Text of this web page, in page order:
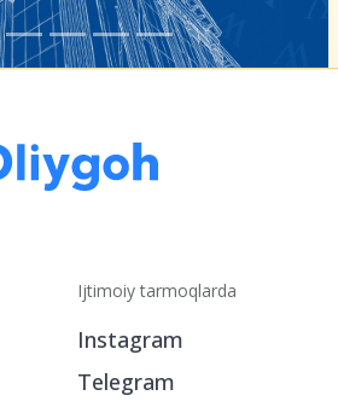
Ijtimoiy tarmoqlarda
Instagram
Telegram